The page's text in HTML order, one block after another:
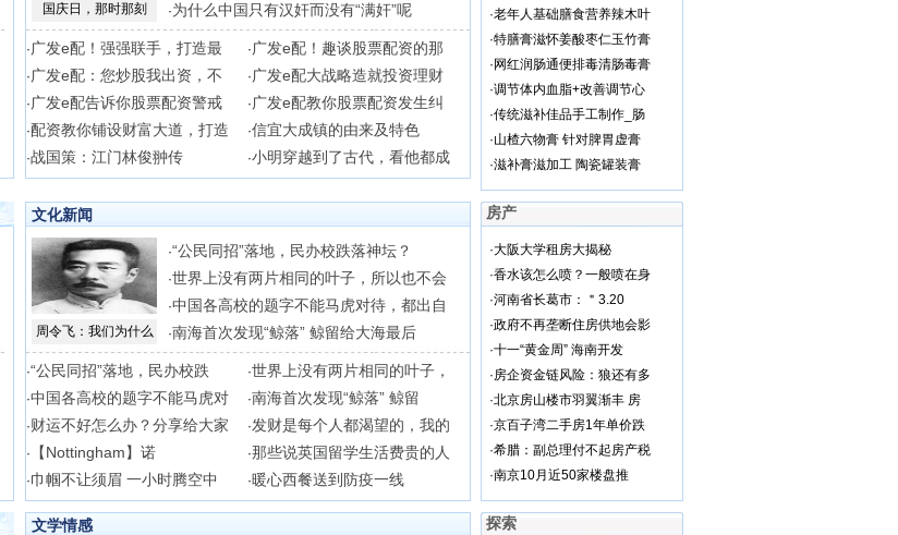
国庆日，那时那刻 ·为什么中国只有汉奸而没有“满奸”呢
· 广发e配！强强联手，打造最 · 广发e配！趣谈股票配资的那
· 广发e配：您炒股我出资，不 · 广发e配大战略造就投资理财
· 广发e配告诉你股票配资警戒 · 广发e配教你股票配资发生纠
·配资教你铺设财富大道，打造 ·信宜大成镇的由来及特色
·战国策：江门林俊翀传 ·小明穿越到了古代，看他都成
·老年人基础膳食营养辣木叶
·特膳膏滋怀姜酸枣仁玉竹膏
· 网红润肠通便排毒清肠毒膏
·调节体内血脂+改善调节心
·传统滋补佳品手工制作_肠
·山楂六物膏 针对脾胃虚膏
·滋补膏滋加工 陶瓷罐装膏
文化新闻
周令飞：我们为什么
·“公民同招”落地，民办校跌落神坛？
·世界上没有两片相同的叶子，所以也不会
·中国各高校的题字不能马虎对待，都出自
·南海首次发现“鲸落” 鲸留给大海最后
·“公民同招”落地，民办校跌 ·世界上没有两片相同的叶子，
·中国各高校的题字不能马虎对 ·南海首次发现“鲸落” 鲸留
·财运不好怎么办？分享给大家 ·发财是每个人都渴望的，我的
· 【Nottingham】诺 ·那些说英国留学生活费贵的人
·巾帼不让须眉 一小时腾空中 ·暖心西餐送到防疫一线
房产
·大阪大学租房大揭秘
·香水该怎么喷？一般喷在身
·河南省长葛市：＂3.20
·政府不再垄断住房供地会影
·十一“黄金周” 海南开发
·房企资金链风险：狼还有多
·北京房山楼市羽翼渐丰 房
·京百子湾二手房1年单价跌
·希腊：副总理付不起房产税
·南京10月近50家楼盘推
文学情感 探索